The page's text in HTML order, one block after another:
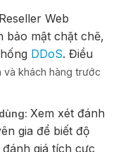
Web
bảo mật chặt chẽ,
DDoS. Điều
và khách hàng trước
Xem xét đánh
gia để biết độ
giá tích cực